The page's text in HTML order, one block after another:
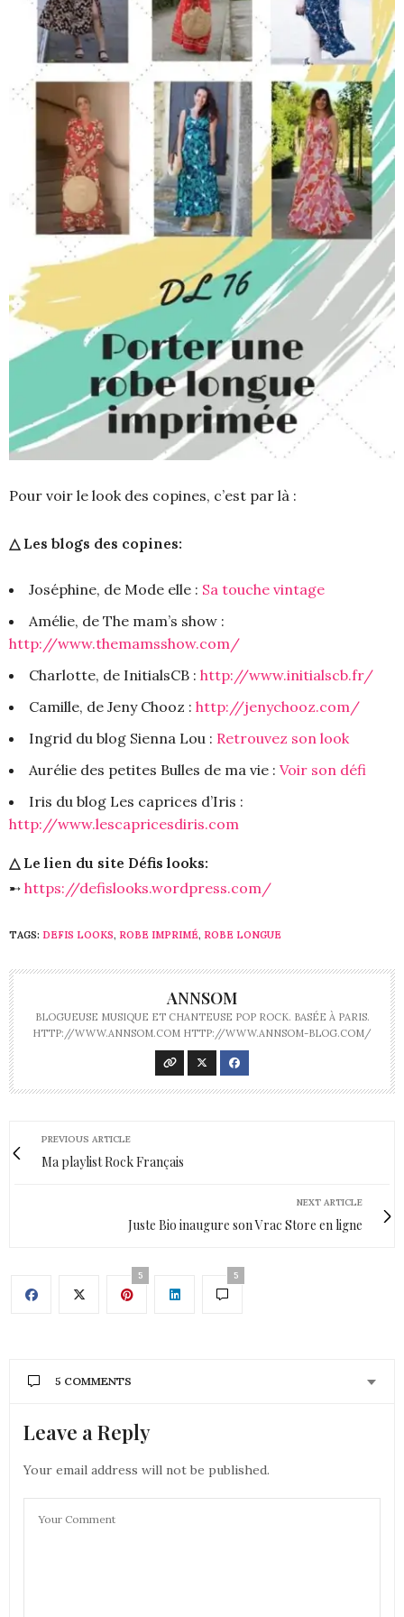
Pour voir le look des copines, c’est par là :
△ Les blogs des copines:
Joséphine, de Mode elle : Sa touche vintage
Amélie, de The mam’s show :
http://www.themamsshow.com/
Charlotte, de InitialsCB : http://www.initialscb.fr/
Camille, de Jeny Chooz : http://jenychooz.com/
Ingrid du blog Sienna Lou : Retrouvez son look
Aurélie des petites Bulles de ma vie : Voir son défi
Iris du blog Les caprices d’Iris :
http://www.lescapricesdiris.com
△ Le lien du site Défis looks:
➸ https://defislooks.wordpress.com/
TAGS: DEFIS LOOKS, ROBE IMPRIMÉ, ROBE LONGUE
ANNSOM
BLOGUEUSE MUSIQUE ET CHANTEUSE POP ROCK. BASÉE À PARIS.
HTTP://WWW.ANNSOM.COM HTTP://WWW.ANNSOM-BLOG.COM/
PREVIOUS ARTICLE
Ma playlist Rock Français
NEXT ARTICLE
Juste Bio inaugure son Vrac Store en ligne
5 5
5 COMMENTS
AURÉLIE-MOUNETTE
10 JUIN 2019 À 11 H 50 MIN
Elle est jolie cette robe, j’aime bien la couleur, ça te
va bien
bises
Aurélie
Leave a Reply
Your email address will not be published.